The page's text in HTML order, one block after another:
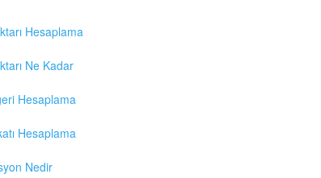
Hesaplama
Ne Kadar
Hesaplama
Hesaplama
Nedir